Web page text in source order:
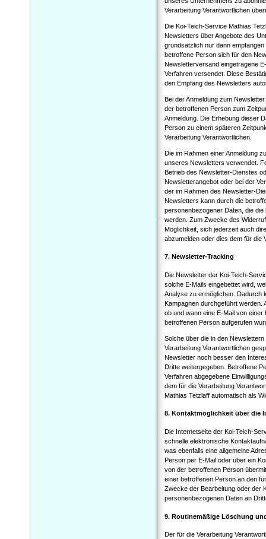
Verarbeitung Verantwortlichen
Die Koi-Teich-Service Mathias
Newsletters über Angebote des
grundsätzlich nur dann
betroffene Person sich für den
Newsletterversand eingetragene
Verfahren versendet. Diese
den Empfang des Newsletters
Bei der Anmeldung zum
der betroffenen Person zum
Anmeldung. Die Erhebung dieser
Person zu einem späteren
Verarbeitung Verantwortlichen.
Die im Rahmen einer Anmeldung
unseres Newsletters verwendet.
Betrieb des Newsletter-Dienstes
Newsletterangebot oder bei der
der im Rahmen des Newsletter-
Newsletters kann durch die
personenbezogener Daten, die
werden. Zum Zwecke des
Möglichkeit, sich jederzeit auch
abzumelden oder dies dem für die
7. Newsletter-Tracking
Die Newsletter der Koi-Teich-
solche E-Mails eingebettet wird,
Analyse zu ermöglichen. Dadurch
Kampagnen durchgeführt werden.
ob und wann eine E-Mail von
betroffenen Person aufgerufen
Solche über die in den
Verarbeitung Verantwortlichen
Newsletter noch besser den
Dritte weitergegeben. Betroffene
Verfahren abgegebene
dem für die Verarbeitung
Mathias Tetzlaff automatisch als
8. Kontaktmöglichkeit über die
Die Internetseite der Koi-Teich-
schnelle elektronische
was ebenfalls eine allgemeine
Person per E-Mail oder über ein
von der betroffenen Person
einer betroffenen Person an den
Zwecke der Bearbeitung oder der
personenbezogenen Daten an
9. Routinemäßige Löschung
Der für die Verarbeitung